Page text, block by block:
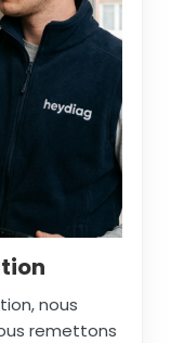
nous
remettons